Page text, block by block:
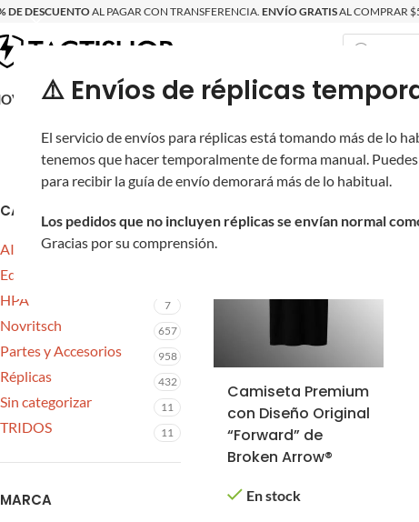
⚠️ Envíos de réplicas
El servicio de envíos para réplicas está tomando más de lo
tenemos que hacer temporalmente de forma manual.
para recibir la guía de envío demorará más de lo habitual.
Los pedidos que no incluyen réplicas se envían normal
Gracias por su comprensión.
DE DESCUENTOAL PAGAR CON TRANSFERENCIA. ENVÍO GRATISAL COMPRAR
RÉPLICASPARTES Y ACCESORIOSEQUIPO
CATEGORÍAS
AIPSC
Equipo
HPA 7
Novritsch 657
Partes y Accesorios 958
Réplicas 432
Sin categorizar 11
TRIDOS 11
MARCA
Inicio
Camiseta Premium
con Diseño Original
“Forward” de
Broken Arrow®
En stock